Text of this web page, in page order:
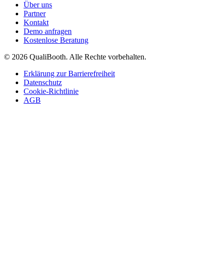
Über uns
Partner
Kontakt
Demo anfragen
Kostenlose Beratung
© 2026 QualiBooth. Alle Rechte vorbehalten.
Erklärung zur Barrierefreiheit
Datenschutz
Cookie-Richtlinie
AGB